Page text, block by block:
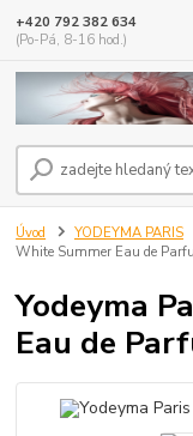
+420 792 382 634
(Po-Pá, 8-16 hod.)
Úvod YODEYMA PARIS
White Summer Eau de
Yodeyma
Eau de